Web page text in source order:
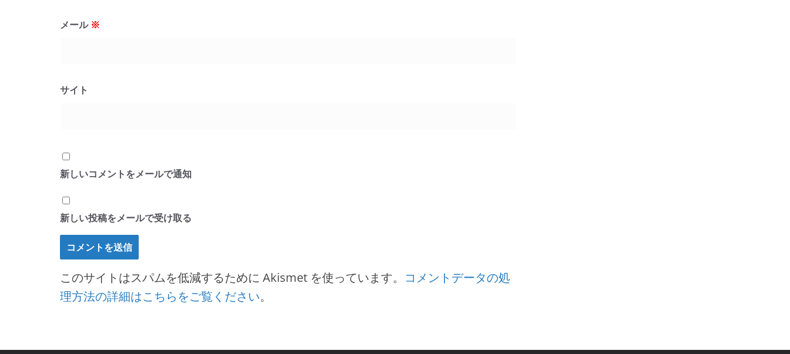
メール ※
サイト
新しいコメントをメールで通知
新しい投稿をメールで受け取る
このサイトはスパムを低減するために Akismet を使っています。 コメントデータの処
理方法の詳細はこちらをご覧ください。